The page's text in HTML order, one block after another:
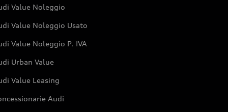
Value Noleggio
Value Noleggio Usato
Value Noleggio P. IVA
Urban Value
Value Leasing
Audi